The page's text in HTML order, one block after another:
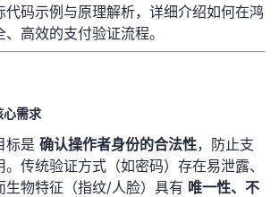
代码示例与原理解析，详细介绍如何在鸿
高效的支付验证流程。
心需求
是 ​确认操作者身份的合法性​​，防止支
传统验证方式（如密码）存在易泄露、
物特征（指纹/人脸）具有 ​唯一性、不